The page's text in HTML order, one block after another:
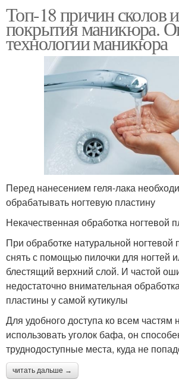
Топ-18 причин сколов
покрытия маникюра.
технологии маникюра
Перед нанесением геля-лака
обрабатывать ногтевую пластину
Некачественная обработка ногтевой
При обработке натуральной
снять с помощью пилочки для ногтей
блестящий верхний слой. И частой
недостаточно внимательная
пластины у самой кутикулы
Для удобного доступа ко всем частям
использовать уголок бафа, он
труднодоступные места, куда не
читать дальше →